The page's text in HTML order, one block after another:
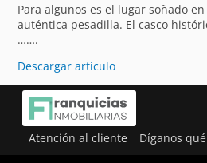
Para algunos es el lugar soñado
auténtica pesadilla. El casco
…….
Descargar artículo
Atención al cliente Díganos